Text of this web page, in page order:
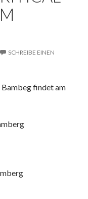
SCHREIBE EINEN
findet am